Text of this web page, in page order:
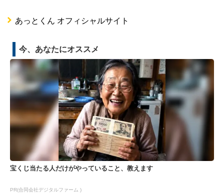
あっとくん オフィシャルサイト
今、あなたにオススメ
宝くじ当たる人だけがやっていること、教えます
PR(合同会社デジタルファーム )